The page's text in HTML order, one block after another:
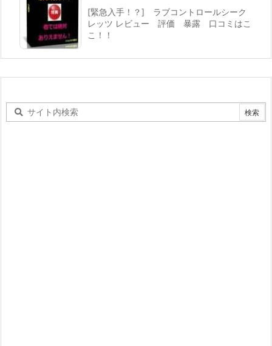
[緊急入手！？] ラブコントロールシーク
レッツ レビュー 評価 暴露 口コミはこ
こ！！